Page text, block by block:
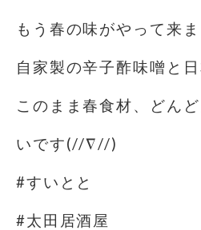
もう春の味がやって来ま
自家製の辛子酢味噌と
このまま春食材、どん
いです(//∇//)
#すいとと
#太田居酒屋